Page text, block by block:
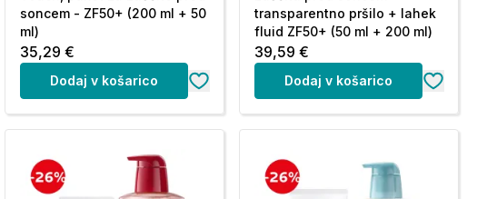
soncem - ZF50+ (200 ml + 50
ml)
35,29 €
Dodaj v košarico
transparentno pršilo + lahek
fluid ZF50+ (50 ml + 200 ml)
39,59 €
Dodaj v košarico